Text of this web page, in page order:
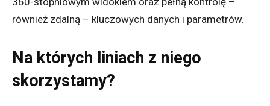
również zdalną – kluczowych danych i parametrów.
Na których liniach z niego
skorzystamy?